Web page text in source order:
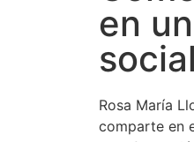
en
social
Rosa María
comparte en